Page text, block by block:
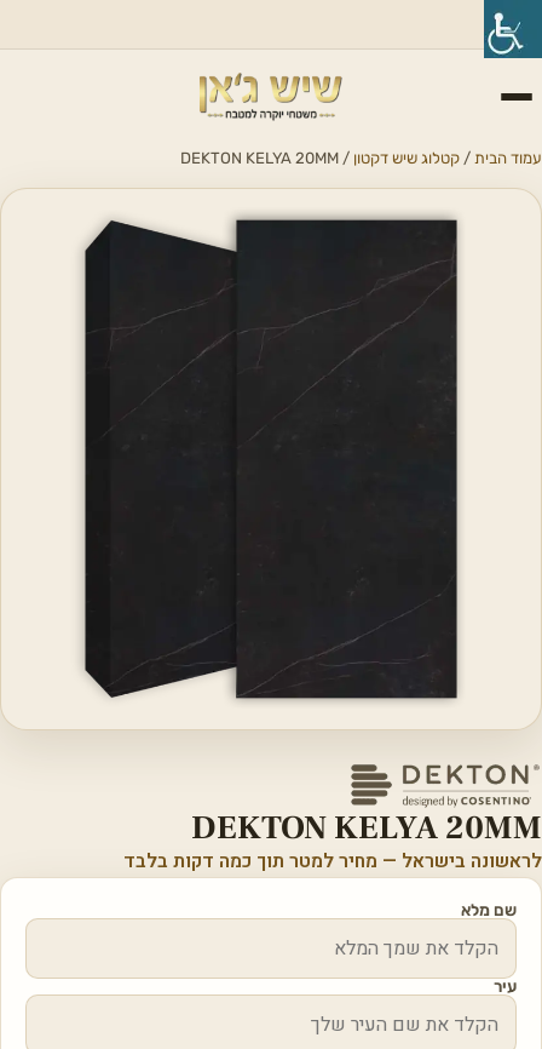
עמוד הבית / קטלוג שיש דקטון / DEKTON KELYA 20MM
DEKTON KELYA 20MM
לראשונה בישראל — מחיר למטר תוך כמה דקות בלבד
שם מלא
עיר